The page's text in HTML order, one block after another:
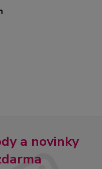
a novinky